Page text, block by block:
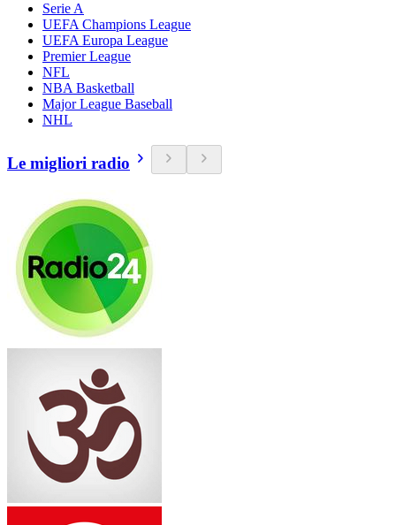
Serie A
UEFA Champions League
UEFA Europa League
Premier League
NFL
NBA Basketball
Major League Baseball
NHL
Le migliori radio